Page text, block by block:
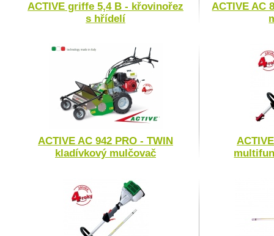
ACTIVE griffe 5,4 B - křovinořez
s hřídelí
ACTIVE AC
ACTIVE AC 942 PRO - TWIN
kladívkový mulčovač